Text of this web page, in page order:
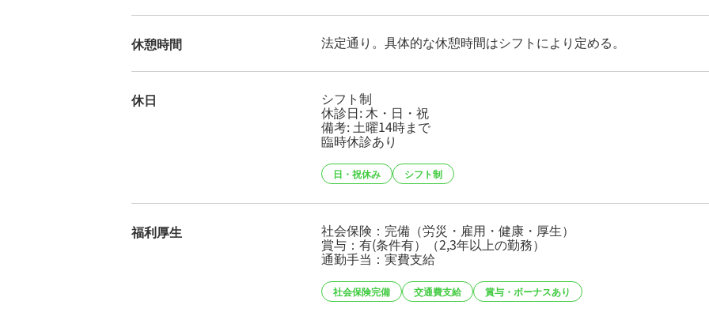
休憩時間 法定通り。具体的な休憩時間はシフトにより定める。
休日 シフト制
休診日: 木・日・祝
備考: 土曜14時まで
臨時休診あり
日・祝休み シフト制
福利厚生 社会保険：完備（労災・雇用・健康・厚生）
賞与：有(条件有）（2,3年以上の勤務）
通勤手当：実費支給
社会保険完備 交通費支給 賞与・ボーナスあり